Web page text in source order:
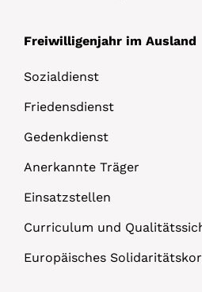
Freiwilligenjahr im Ausland
Sozialdienst
Friedensdienst
Gedenkdienst
Anerkannte Träger
Einsatzstellen
Curriculum und
Europäisches